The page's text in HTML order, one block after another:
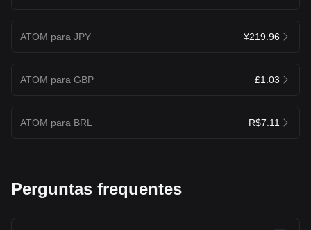
ATOM para JPY ¥219.96
ATOM para GBP £1.03
ATOM para BRL R$7.11
Perguntas frequentes